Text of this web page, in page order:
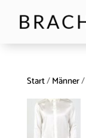
Start/Männer/